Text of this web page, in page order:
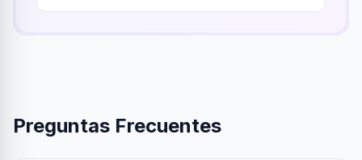
Preguntas Frecuentes